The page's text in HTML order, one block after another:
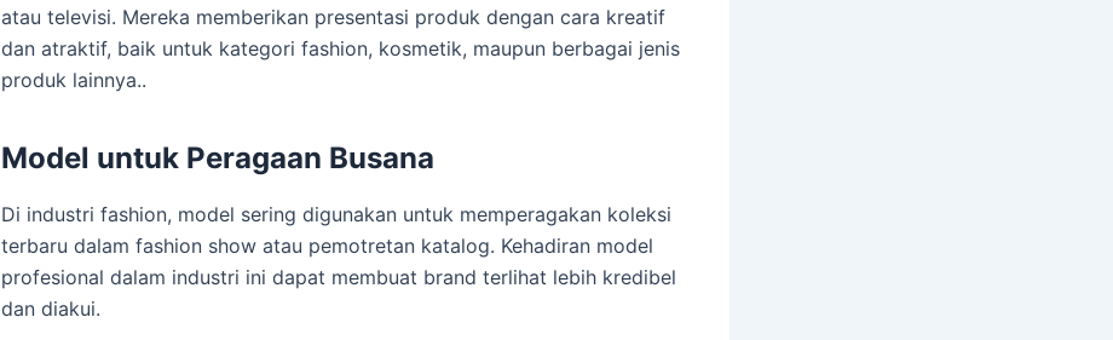
atau televisi. Mereka memberikan presentasi produk dengan cara kreatif
dan atraktif, baik untuk kategori fashion, kosmetik, maupun berbagai jenis
produk lainnya..
Model untuk Peragaan Busana
Di industri fashion, model sering digunakan untuk memperagakan koleksi
terbaru dalam fashion show atau pemotretan katalog. Kehadiran model
profesional dalam industri ini dapat membuat brand terlihat lebih kredibel
dan diakui.